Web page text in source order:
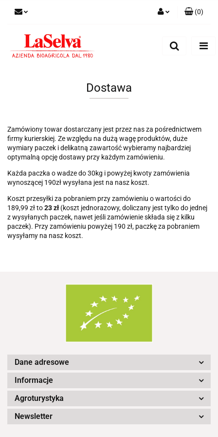
(0)
Dostawa
Zamówiony towar dostarczany jest przez nas za pośrednictwem
firmy kurierskiej. Ze względu na dużą wagę produktów, duże
wymiary paczek i delikatną zawartość wybieramy najbardziej
optymalną opcję dostawy przy każdym zamówieniu.
Każda paczka o wadze do 30kg i powyżej kwoty zamówienia
wynoszącej 190zł wysyłana jest na nasz koszt.
Koszt przesyłki za pobraniem przy zamówieniu o wartości do
189,99 zł to23 zł (koszt jednorazowy, doliczany jest tylko do jednej
z wysyłanych paczek, nawet jeśli zamówienie składa się z kilku
paczek). Przy zamówieniu powyżej 190 zł, paczkę za pobraniem
wysyłamy na nasz koszt.
Dane adresowe
Informacje
Agroturystyka
Newsletter